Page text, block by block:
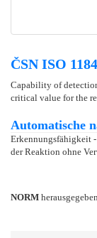
ČSN ISO
Capability of
critical value for the
Automatische
Erkennungsfähigkeit
der Reaktion ohne
NORM